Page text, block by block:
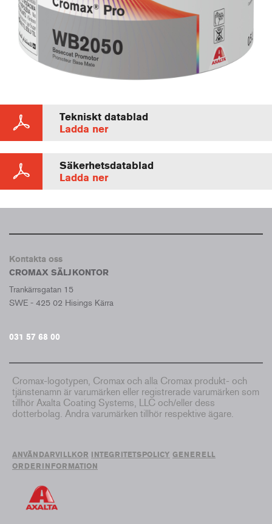
Tekniskt datablad
Ladda ner
Säkerhetsdatablad
Ladda ner
Kontakta oss
CROMAX SÄLJKONTOR
Trankärrsgatan 15
SWE - 425 02 Hisings Kärra
031 57 68 00
Cromax-logotypen, Cromax och alla Cromax produkt- och
tjänstenamn är varumärken eller registrerade varumärken som
tillhör Axalta Coating Systems, LLC och/eller dess
dotterbolag. Andra varumärken tillhör respektive ägare.
ANVÄNDARVILLKOR INTEGRITETSPOLICY GENERELL
ORDERINFORMATION